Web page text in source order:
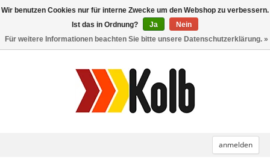
anmelden
Toggle
Wir benutzen Cookies nur für interne Zwecke um den Webshop zu verbessern.
Ist das in Ordnung?
Ja
Nein
Für weitere Informationen beachten Sie bitte unsere Datenschutzerklärung. »